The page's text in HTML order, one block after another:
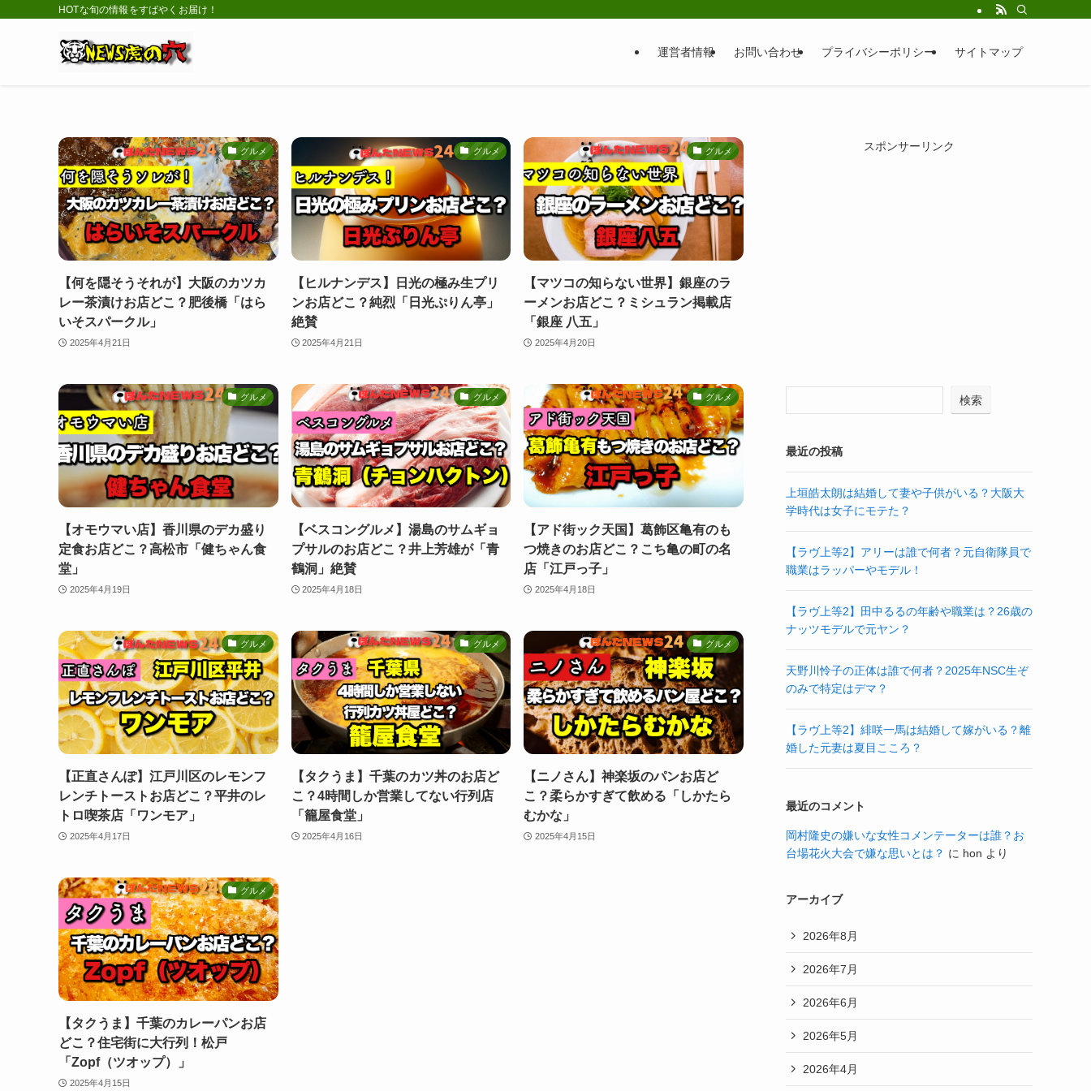
HOTな旬の情報をすばやくお届け！
運営者情報 お問い合わせ プライバシーポリシー サイトマップ
グルメ
【何を隠そうそれが】大阪のカツカ
レー茶漬けお店どこ？肥後橋「はら
いそスパークル」
2025年4月21日
グルメ
【ヒルナンデス】日光の極み生プリ
ンお店どこ？純烈「日光ぷりん亭」
絶賛
2025年4月21日
グルメ
【マツコの知らない世界】銀座のラ
ーメンお店どこ？ミシュラン掲載店
「銀座 八五」
2025年4月20日
グルメ
【オモウマい店】香川県のデカ盛り
定食お店どこ？高松市「健ちゃん食
堂」
2025年4月19日
グルメ
【ベスコングルメ】湯島のサムギョ
プサルのお店どこ？井上芳雄が「青
鶴洞」絶賛
2025年4月18日
グルメ
【アド街ック天国】葛飾区亀有のも
つ焼きのお店どこ？こち亀の町の名
店「江戸っ子」
2025年4月18日
グルメ
【正直さんぽ】江戸川区のレモンフ
レンチトーストお店どこ？平井のレ
トロ喫茶店「ワンモア」
2025年4月17日
グルメ
【タクうま】千葉のカツ丼のお店ど
こ？4時間しか営業してない行列店
「籠屋食堂」
2025年4月16日
グルメ
【ニノさん】神楽坂のパンお店ど
こ？柔らかすぎて飲める「しかたら
むかな」
2025年4月15日
グルメ
【タクうま】千葉のカレーパンお店
どこ？住宅街に大行列！松戸
「Zopf（ツオップ）」
2025年4月15日
スポンサーリンク
検索
最近の投稿
上垣皓太朗は結婚して妻や子供がいる？大阪大
学時代は女子にモテた？
【ラヴ上等2】アリーは誰で何者？元自衛隊員で
職業はラッパーやモデル！
【ラヴ上等2】田中るるの年齢や職業は？26歳の
ナッツモデルで元ヤン？
天野川怜子の正体は誰で何者？2025年NSC生ぞ
のみで特定はデマ？
【ラヴ上等2】緋咲一馬は結婚して嫁がいる？離
婚した元妻は夏目こころ？
最近のコメント
岡村隆史の嫌いな女性コメンテーターは誰？お
台場花火大会で嫌な思いとは？ に hon より
アーカイブ
2026年8月
2026年7月
2026年6月
2026年5月
2026年4月